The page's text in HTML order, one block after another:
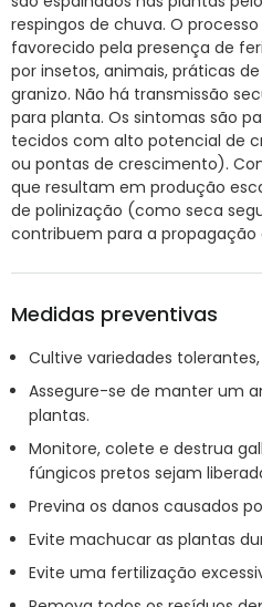
respingos de chuva. O
favorecido pela presença de
por insetos, animais, práticas
granizo. Não há transmissão
para planta. Os sintomas são
tecidos com alto potencial de
ou pontas de crescimento).
que resultam em produção
de polinização (como seca
contribuem para a propagação
Medidas preventivas
Cultive variedades
Assegure-se de manter um
plantas.
Monitore, colete e destrua
fúngicos pretos sejam
Previna os danos causados
Evite machucar as plantas
Evite uma fertilização